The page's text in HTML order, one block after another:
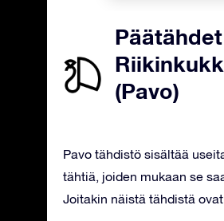
Päätähdet
(Pavo)
Pavo tähdistö sisältää
tähtiä, joiden mukaan se
Joitakin näistä tähdistä